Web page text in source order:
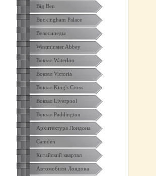
Big Ben
Buckingham Palace
Велосипеды
Westminster Abbey
Вокзал Waterloo
Вокзал Victoria
Вокзал King's Cross
Вокзал Liverpool
Вокзал Paddington
Архитектура Лондона
Camden
Китайский квартал
Автомобили Лондона